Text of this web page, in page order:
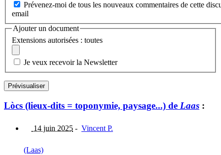
Prévenez-moi de tous les nouveaux commentaires de cette
email
Ajouter un document
Extensions autorisées : toutes
Je veux recevoir la Newsletter
Lòcs (lieux-dits = toponymie, paysage...) de Laas :
14 juin 2025 - Vincent P.
(Laas)